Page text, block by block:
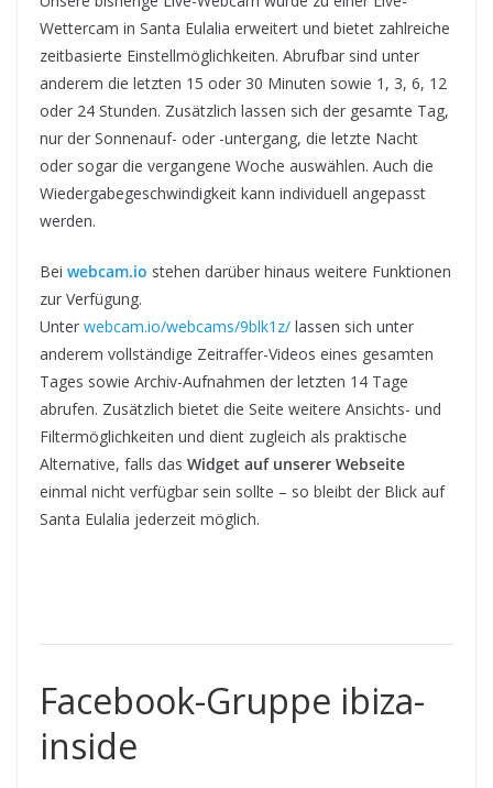
Wettercam in Santa Eulalia erweitert und bietet zahlreiche
zeitbasierte Einstellmöglichkeiten. Abrufbar sind unter
anderem die letzten 15 oder 30 Minuten sowie 1, 3, 6, 12
oder 24 Stunden. Zusätzlich lassen sich der gesamte Tag,
nur der Sonnenauf- oder -untergang, die letzte Nacht
oder sogar die vergangene Woche auswählen. Auch die
Wiedergabegeschwindigkeit kann individuell angepasst
werden.
Bei webcam.io stehen darüber hinaus weitere Funktionen
zur Verfügung.
Unter webcam.io/webcams/9blk1z/ lassen sich unter
anderem vollständige Zeitraffer-Videos eines gesamten
Tages sowie Archiv-Aufnahmen der letzten 14 Tage
abrufen. Zusätzlich bietet die Seite weitere Ansichts- und
Filtermöglichkeiten und dient zugleich als praktische
Alternative, falls das Widget auf unserer Webseite
einmal nicht verfügbar sein sollte – so bleibt der Blick auf
Santa Eulalia jederzeit möglich.
Facebook-Gruppe ibiza-
inside